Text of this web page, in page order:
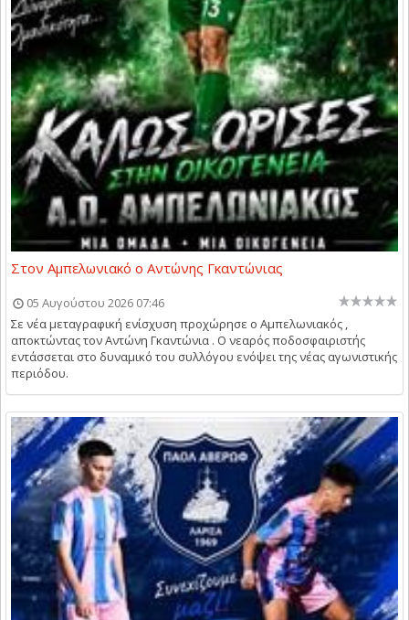
Στον Αμπελωνιακό ο Αντώνης Γκαντώνιας
05 Αυγούστου 2026 07:46
Σε νέα μεταγραφική ενίσχυση προχώρησε ο Αμπελωνιακός ,
αποκτώντας τον Αντώνη Γκαντώνια . Ο νεαρός ποδοσφαιριστής
εντάσσεται στο δυναμικό του συλλόγου ενόψει της νέας αγωνιστικής
περιόδου.